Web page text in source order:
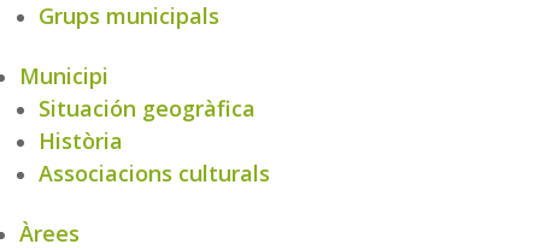
Grups municipals
Municipi
Situación geogràfica
Història
Associacions culturals
Àrees